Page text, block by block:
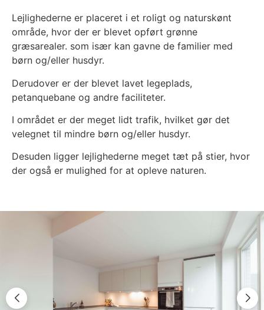
Lejlighederne er placeret i et roligt og naturskønt
område, hvor der er blevet opført grønne
græsarealer. som især kan gavne de familier med
børn og/eller husdyr.
Derudover er der blevet lavet legeplads,
petanquebane og andre faciliteter.
I området er der meget lidt trafik, hvilket gør det
velegnet til mindre børn og/eller husdyr.
Desuden ligger lejlighederne meget tæt på stier, hvor
der også er mulighed for at opleve naturen.